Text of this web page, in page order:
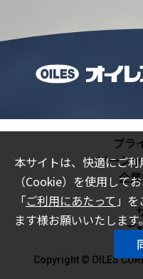
本サイトは、快適にご
（Cookie）を使用して
「ご利用にあたって 」
ます様お願いいたします
プラ
ソーシ
企
ご
Copyright © OILES